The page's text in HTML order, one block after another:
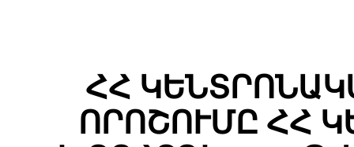
ՀՀ
ՈՐՈՇՈՒՄԸ ՀՀ